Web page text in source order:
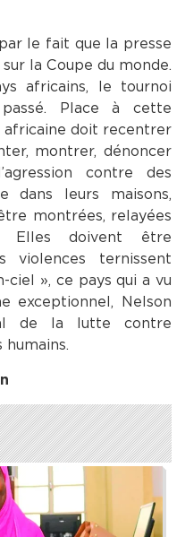
le fait que la presse
la Coupe du monde.
africains, le tournoi
Place à cette
africaine doit recentrer
montrer, dénoncer
contre des
dans leurs maisons,
montrées, relayées
Elles doivent être
violences ternissent
ciel », ce pays qui a vu
exceptionnel, Nelson
de la lutte contre
humains.